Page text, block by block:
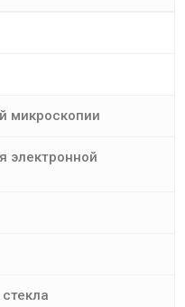
микроскопии
электронной